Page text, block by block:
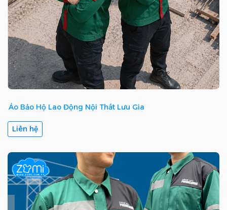
Áo Bảo Hộ Lao Động Nội Thất Lưu Gia
Liên hệ